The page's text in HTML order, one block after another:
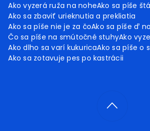
Ako vyzerá ruža na noheAko sa píše
Ako sa zbaviť urieknutia a prekliatia
Ako sa píše nie je za čoAko sa píše ď
Čo sa píše na smútočné stuhyAko
Ako dlho sa varí kukuricaAko sa píše o
Ako sa zotavuje pes po kastrácii